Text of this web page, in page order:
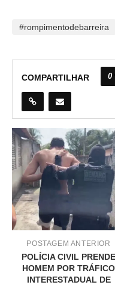
#rompimentodebarreira
COMPARTILHAR 0
POSTAGEM ANTERIOR
POLÍCIA CIVIL PRENDE
HOMEM POR TRÁFICO
INTERESTADUAL DE